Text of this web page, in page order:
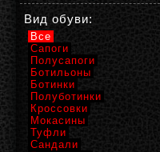
Вид обуви:
Все
Сапоги
Полусапоги
Ботильоны
Ботинки
Полуботинки
Кроссовки
Мокасины
Туфли
Сандали